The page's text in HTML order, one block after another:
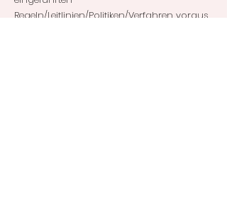
Regeln/Leitlinien/Politiken/Verfahren voraus,